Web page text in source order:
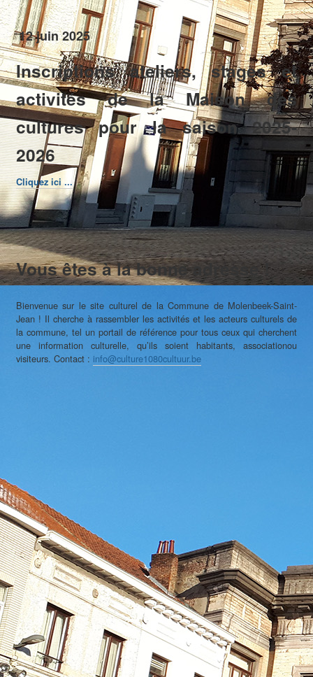
12 juin 2025
Inscriptions ateliers, stages et
activités de la Maison des
cultures pour la saison 2025-
2026
Cliquez ici ...
Vous êtes à la bonne adresse !
Bienvenue sur le site culturel de la Commune de Molenbeek-Saint-
Jean ! Il cherche à rassembler les activités et les acteurs culturels de
la commune, tel un portail de référence pour tous ceux qui cherchent
une information culturelle, qu’ils soient habitants, associationou
visiteurs. Contact : info@culture1080cultuur.be